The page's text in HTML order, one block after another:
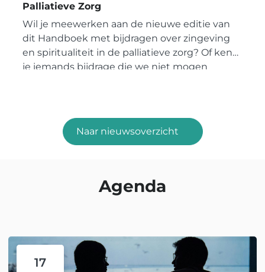
Palliatieve Zorg
Wil je meewerken aan de nieuwe editie van
dit Handboek met bijdragen over zingeving
en spiritualiteit in de palliatieve zorg? Of ken
je iemands bijdrage die we niet mogen
Naar nieuwsoverzicht
Agenda
17